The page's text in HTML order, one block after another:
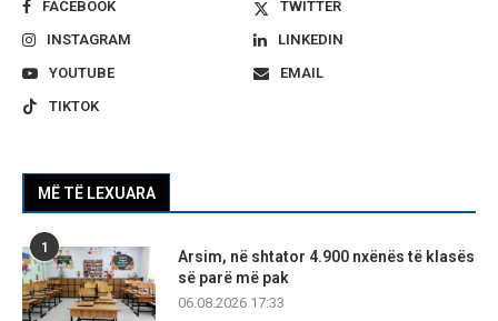
FACEBOOK
TWITTER
INSTAGRAM
LINKEDIN
YOUTUBE
EMAIL
TIKTOK
MË TË LEXUARA
1
Arsim, në shtator 4.900 nxënës të klasës
së parë më pak
06.08.2026 17:33